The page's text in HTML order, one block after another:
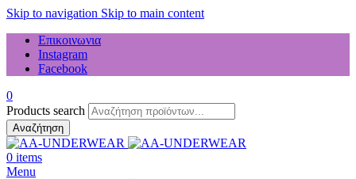
Skip to navigation Skip to main content
Επικοινωνια
Instagram
Facebook
0
Products search
Αναζήτηση
0 items
Menu